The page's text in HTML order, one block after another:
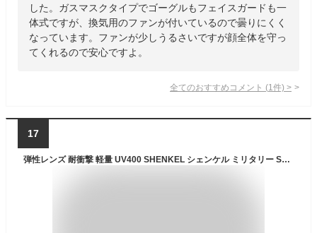
した。ガスマスクタイプでゴーグルもフェイスガードも一
体式ですが、換気用のファンが付いているので曇りにくく
なっています。ファンが少しうるさいですが顔全体を守っ
てくれるので安心ですよ。
全てのおすすめコメント (1 件) >
17
弾性レンズ 耐衝撃 軽量 UV400 SHENKEL シェンケル ミリタリー SWAT シューティング グラス サングラス OAKLEY タイプ Mフレーム 3色 スワット サバゲー サバイバルゲーム 装備 ゴーグル 眼鏡 メンズ レディース